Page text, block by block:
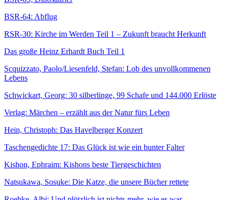
BSR-64: Abflug
RSR-30: Kirche im Werden Teil 1 – Zukunft braucht Herkunft
Das große Heinz Erhardt Buch Teil 1
Scquizzato, Paolo/Liesenfeld, Stefan: Lob des unvollkommenen
Lebens
Schwickart, Georg: 30 silberlinge, 99 Schafe und 144.000 Erlöste
Verlag: Märchen – erzählt aus der Natur fürs Leben
Hein, Christoph: Das Havelberger Konzert
Taschengedichte 17: Das Glück ist wie ein bunter Falter
Kishon, Ephraim: Kishons beste Tiergeschichten
Natsukawa, Sosuke: Die Katze, die unsere Bücher rettete